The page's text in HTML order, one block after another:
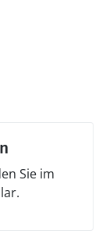
Sie im